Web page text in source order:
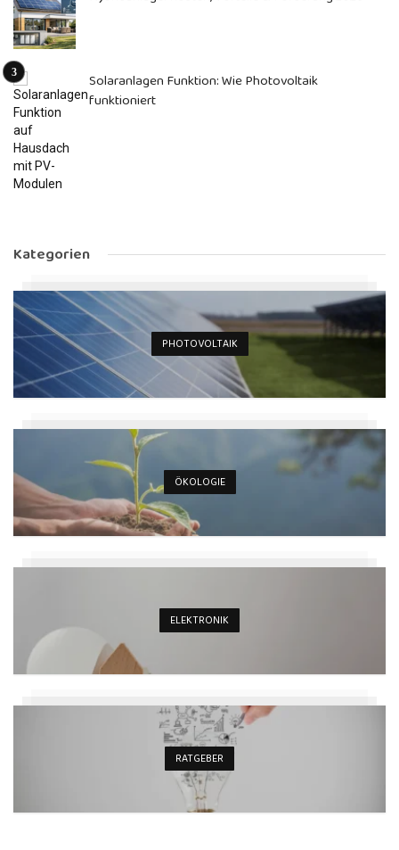
Solaranlagen Funktion: Wie Photovoltaik
funktioniert
Kategorien
PHOTOVOLTAIK
ÖKOLOGIE
ELEKTRONIK
RATGEBER